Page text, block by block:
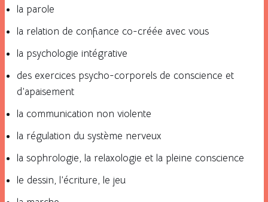
la parole
la relation de confiance co-créée avec vous
la psychologie intégrative
des exercices psycho-corporels de conscience et
d’apaisement
la communication non violente
la régulation du système nerveux
la sophrologie, la relaxologie et la pleine conscience
le dessin, l’écriture, le jeu